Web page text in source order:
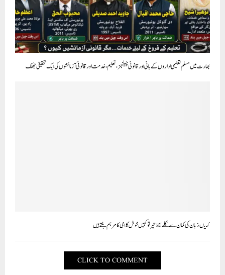
بھارت میں مسلم تعلیمی اداروں کے بانی اور قانونی چیلنجز، تعلیم، خدمت اور قانونی آزمائشوں کی ایک تحقیقی جھلک
کہیںزبان کی کمان سے نکلے لفظ تیرتوکہیں خوش کلامی کامرہم بنتے ہیں
CLICK TO COMMENT